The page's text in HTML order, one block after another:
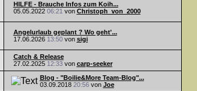
HILFE - Brauche Infos zum Koih...
05.05.2022 06:21 von Christoph_von_2000
Angelurlaub geplant ? Wo geht'...
17.06.2026 13:50von sigi
Catch & Release
27.02.2025 12:33von carp-seeker
Blog - "Boilie&More Team-Blog"...
03.09.2018 20:56von Joe